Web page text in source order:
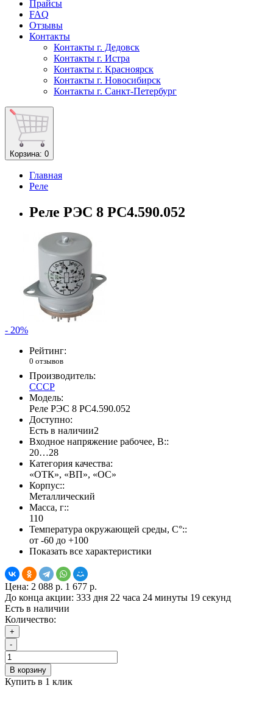
Прайсы
FAQ
Отзывы
Контакты
Контакты г. Дедовск
Контакты г. Истра
Контакты г. Красноярск
Контакты г. Новосибирск
Контакты г. Санкт-Петербург
Корзина: 0
Главная
Реле
Реле РЭС 8 РС4.590.052
- 20%
Рейтинг:
0 отзывов
Производитель:
СССР
Модель:
Реле РЭС 8 РС4.590.052
Доступно:
Есть в наличии2
Входное напряжение рабочее, В::
20…28
Категория качества:
«ОТК», «ВП», «ОС»
Корпус::
Металлический
Масса, г::
110
Температура окружающей среды, С°::
от -60 до +100
Показать все характеристики
Цена: 2 088 р. 1 677 р.
До конца акции: 333 дня 22 часа 24 минуты 18 секунд
Есть в наличии
Количество:
+
-
В корзину
Купить в 1 клик